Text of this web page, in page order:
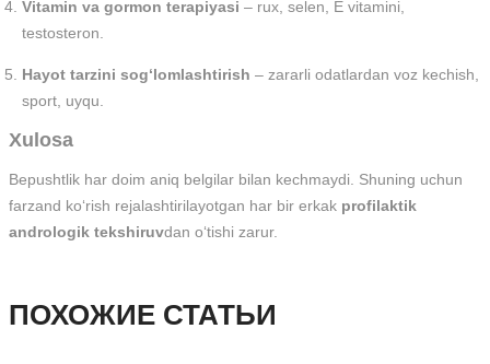
Vitamin va gormon terapiyasi – rux, selen, E vitamini,
testosteron.
Hayot tarzini sog‘lomlashtirish – zararli odatlardan voz kechish,
sport, uyqu.
Xulosa
Bepushtlik har doim aniq belgilar bilan kechmaydi. Shuning uchun
farzand ko‘rish rejalashtirilayotgan har bir erkak profilaktik
andrologik tekshiruvdan o‘tishi zarur.
ПОХОЖИЕ СТАТЬИ